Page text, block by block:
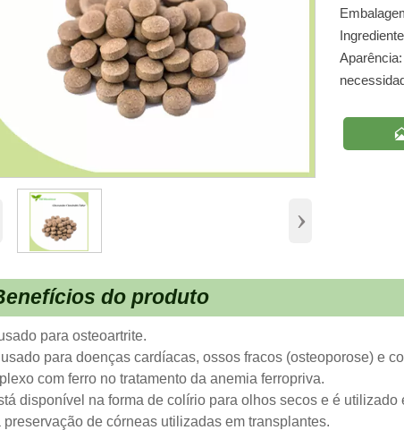
›
do produto
para osteoartrite.
para doenças cardíacas, ossos fracos (osteoporose) e
com ferro no tratamento da anemia ferropriva.
disponível na forma de colírio para olhos secos e é
preservação de córneas utilizadas em transplantes.